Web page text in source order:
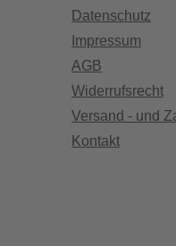
Datenschutz
Impressum
AGB
Widerrufsrecht
Versand - und
Kontakt